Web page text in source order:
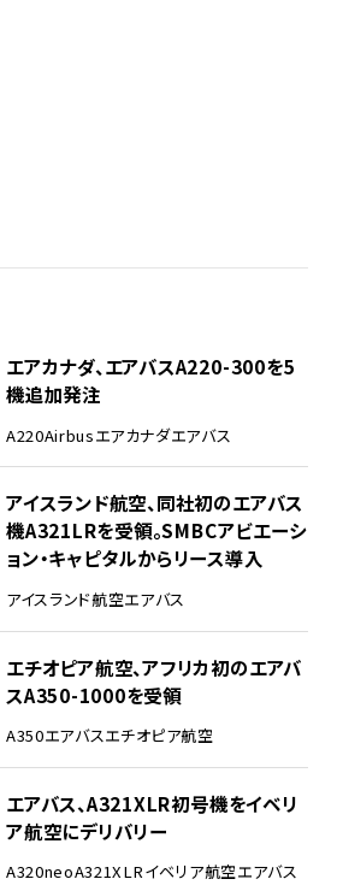
エアカナダ、エアバスA220-300を5
機追加発注
A220Airbusエアカナダエアバス
アイスランド航空、同社初のエアバス
機A321LRを受領。SMBCアビエーシ
ョン・キャピタルからリース導入
アイスランド航空エアバス
エチオピア航空、アフリカ初のエアバ
スA350-1000を受領
A350エアバスエチオピア航空
エアバス、A321XLR初号機をイベリ
ア航空にデリバリー
A320neoA321XLRイベリア航空エアバス